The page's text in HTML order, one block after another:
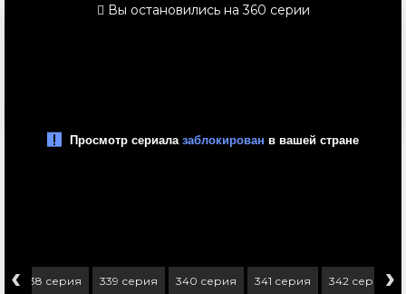
Вы остановились на 360 серии
‹ 338 серия 339 серия 340 серия 341 серия 342 серия›